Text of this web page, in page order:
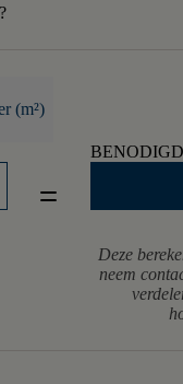
(m²)
equal
Deze
neem